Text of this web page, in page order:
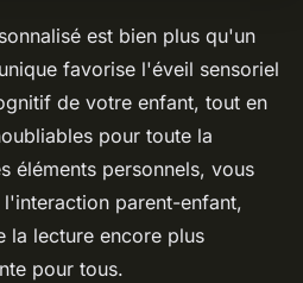
est bien plus qu'un
favorise l'éveil sensoriel
de votre enfant, tout en
pour toute la
éléments personnels, vous
parent-enfant,
la lecture encore plus
pour tous.